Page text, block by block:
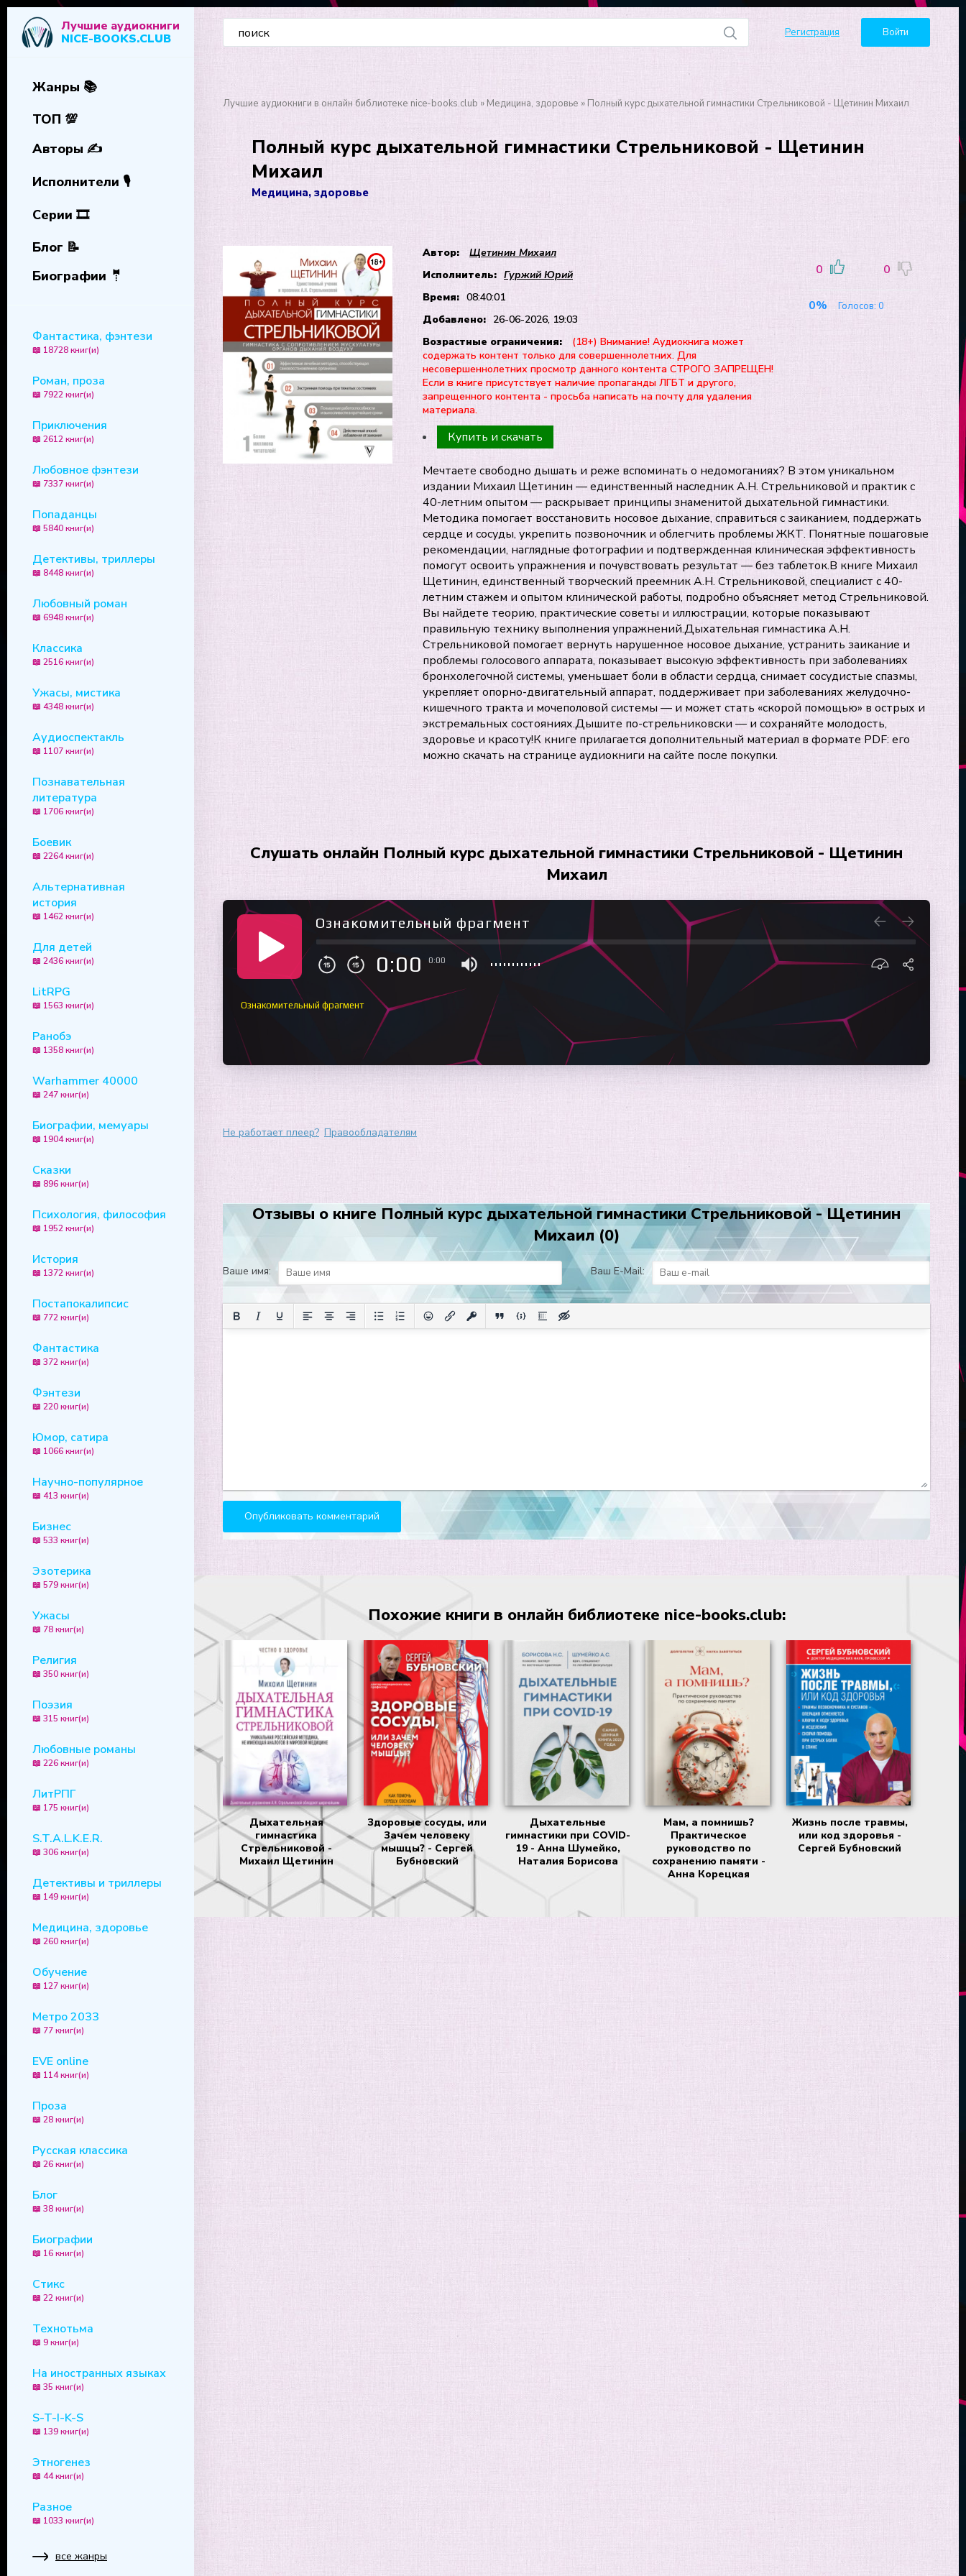
Лучшие аудиокниги
NICE-BOOKS.CLUB
Регистрация Войти
Жанры 📚
ТОП 💯
Авторы ✍️
Исполнители 🎙️
Серии 🎞️
Блог 📝
Биографии 🤵
Фантастика, фэнтези
📖 18728 книг(и)
Роман, проза
📖 7922 книг(и)
Приключения
📖 2612 книг(и)
Любовное фэнтези
📖 7337 книг(и)
Попаданцы
📖 5840 книг(и)
Детективы, триллеры
📖 8448 книг(и)
Любовный роман
📖 6948 книг(и)
Классика
📖 2516 книг(и)
Ужасы, мистика
📖 4348 книг(и)
Аудиоспектакль
📖 1107 книг(и)
Познавательная
литература
📖 1706 книг(и)
Боевик
📖 2264 книг(и)
Альтернативная
история
📖 1462 книг(и)
Для детей
📖 2436 книг(и)
LitRPG
📖 1563 книг(и)
Ранобэ
📖 1358 книг(и)
Warhammer 40000
📖 247 книг(и)
Биографии, мемуары
📖 1904 книг(и)
Сказки
📖 896 книг(и)
Психология, философия
📖 1952 книг(и)
История
📖 1372 книг(и)
Постапокалипсис
📖 772 книг(и)
Фантастика
📖 372 книг(и)
Фэнтези
📖 220 книг(и)
Юмор, сатира
📖 1066 книг(и)
Научно-популярное
📖 413 книг(и)
Бизнес
📖 533 книг(и)
Эзотерика
📖 579 книг(и)
Ужасы
📖 78 книг(и)
Религия
📖 350 книг(и)
Поэзия
📖 315 книг(и)
Любовные романы
📖 226 книг(и)
ЛитРПГ
📖 175 книг(и)
S.T.A.L.K.E.R.
📖 306 книг(и)
Детективы и триллеры
📖 149 книг(и)
Медицина, здоровье
📖 260 книг(и)
Обучение
📖 127 книг(и)
Метро 2033
📖 77 книг(и)
EVE online
📖 114 книг(и)
Проза
📖 28 книг(и)
Русская классика
📖 26 книг(и)
Блог
📖 38 книг(и)
Биографии
📖 16 книг(и)
Стикс
📖 22 книг(и)
Технотьма
📖 9 книг(и)
На иностранных языках
📖 35 книг(и)
S-T-I-K-S
📖 139 книг(и)
Этногенез
📖 44 книг(и)
Разное
📖 1033 книг(и)
все жанры
Лучшие аудиокниги в онлайн библиотеке nice-books.club »Медицина, здоровье » Полный курс дыхательной гимнастики Стрельниковой - Щетинин Михаил
Полный курс дыхательной гимнастики Стрельниковой - Щетинин
Михаил
Медицина, здоровье
Автор:
Щетинин Михаил
Исполнитель: Гуржий Юрий
Время: 08:40:01
Добавлено: 26-06-2026, 19:03
Возрастные ограничения:
(18+) Внимание! Аудиокнига может
содержать контент только для совершеннолетних. Для
несовершеннолетних просмотр данного контента СТРОГО ЗАПРЕЩЕН!
Если в книге присутствует наличие пропаганды ЛГБТ и другого,
запрещенного контента - просьба написать на почту для удаления
материала.
0 0
0% Голосов: 0
Купить и скачать
Мечтаете свободно дышать и реже вспоминать о недомоганиях? В этом уникальном
издании Михаил Щетинин — единственный наследник А.Н. Стрельниковой и практик с
40-летним опытом — раскрывает принципы знаменитой дыхательной гимнастики.
Методика помогает восстановить носовое дыхание, справиться с заиканием, поддержать
сердце и сосуды, укрепить позвоночник и облегчить проблемы ЖКТ. Понятные пошаговые
рекомендации, наглядные фотографии и подтвержденная клиническая эффективность
помогут освоить упражнения и почувствовать результат — без таблеток.В книге Михаил
Щетинин, единственный творческий преемник А.Н. Стрельниковой, специалист с 40-
летним стажем и опытом клинической работы, подробно объясняет метод Стрельниковой.
Вы найдете теорию, практические советы и иллюстрации, которые показывают
правильную технику выполнения упражнений.Дыхательная гимнастика А.Н.
Стрельниковой помогает вернуть нарушенное носовое дыхание, устранить заикание и
проблемы голосового аппарата, показывает высокую эффективность при заболеваниях
бронхолегочной системы, уменьшает боли в области сердца, снимает сосудистые спазмы,
укрепляет опорно-двигательный аппарат, поддерживает при заболеваниях желудочно-
кишечного тракта и мочеполовой системы — и может стать «скорой помощью» в острых и
экстремальных состояниях.Дышите по-стрельниковски — и сохраняйте молодость,
здоровье и красоту!К книге прилагается дополнительный материал в формате PDF: его
можно скачать на странице аудиокниги на сайте после покупки.
Слушать онлайн Полный курс дыхательной гимнастики Стрельниковой - Щетинин
Михаил
Ознакомительный фрагмент
0:00 0:00
Ознакомительный фрагмент
Не работает плеер? Правообладателям
Отзывы о книге Полный курс дыхательной гимнастики Стрельниковой - Щетинин
Михаил (0)
Ваше имя: Ваш E-Mail:
Похожие книги в онлайн библиотеке nice-books.club:
Дыхательная
гимнастика
Стрельниковой -
Михаил Щетинин
Здоровые сосуды, или
Зачем человеку
мышцы? - Сергей
Бубновский
Дыхательные
гимнастики при COVID-
19 - Анна Шумейко,
Наталия Борисова
Мам, а помнишь?
Практическое
руководство по
сохранению памяти -
Анна Корецкая
Жизнь после травмы,
или код здоровья -
Сергей Бубновский